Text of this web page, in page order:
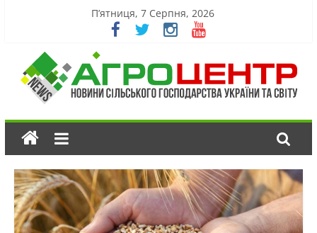
П’ятниця, 7 Серпня, 2026